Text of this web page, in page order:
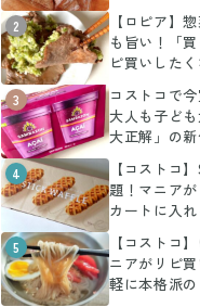
2
【ロピア】
も旨い！「
ピ買いした
3
コストコで
大人も子ど
大正解」の
4
【コストコ
題！マニア
カートに入
5
【コストコ
ニアがリピ
軽に本格派の